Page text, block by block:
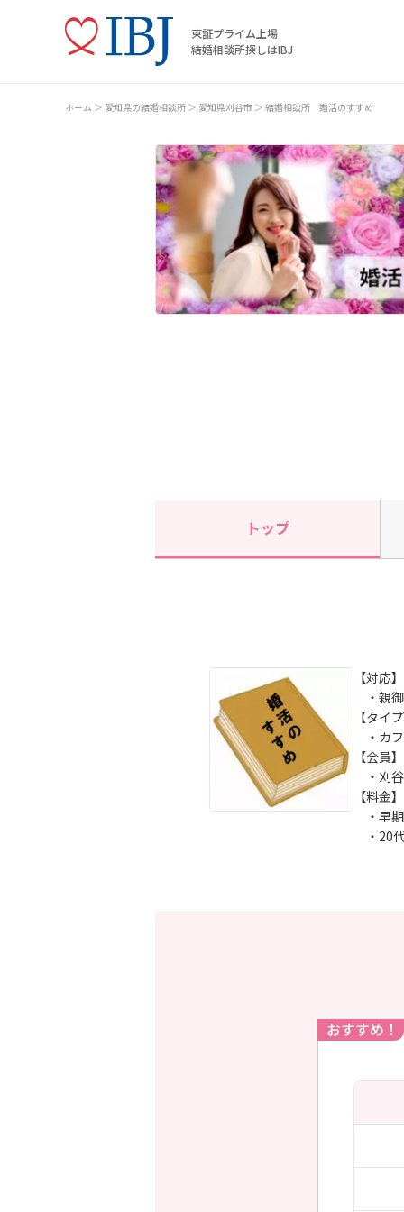
東証プライム上場
結婚相談所探しはIBJ
ホーム 愛知県の結婚相談所 愛知県刈谷市 結婚相談所 婚活のすすめ
トップ
【対応
・親
【タイ
・カ
【会員
・刈
【料金
・早
・20
おすすめ！